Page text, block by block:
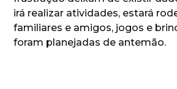
irá realizar atividades, estará
familiares e amigos, jogos e
foram planejadas de antemão.